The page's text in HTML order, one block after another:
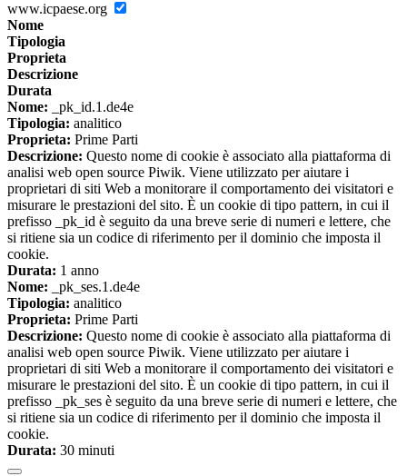
www.icpaese.org
Nome
Tipologia
Proprieta
Descrizione
Durata
Nome: _pk_id.1.de4e
Tipologia: analitico
Proprieta: Prime Parti
Descrizione: Questo nome di cookie è associato alla piattaforma di
analisi web open source Piwik. Viene utilizzato per aiutare i
proprietari di siti Web a monitorare il comportamento dei visitatori e
misurare le prestazioni del sito. È un cookie di tipo pattern, in cui il
prefisso _pk_id è seguito da una breve serie di numeri e lettere, che
si ritiene sia un codice di riferimento per il dominio che imposta il
cookie.
Durata: 1 anno
Nome: _pk_ses.1.de4e
Tipologia: analitico
Proprieta: Prime Parti
Descrizione: Questo nome di cookie è associato alla piattaforma di
analisi web open source Piwik. Viene utilizzato per aiutare i
proprietari di siti Web a monitorare il comportamento dei visitatori e
misurare le prestazioni del sito. È un cookie di tipo pattern, in cui il
prefisso _pk_ses è seguito da una breve serie di numeri e lettere, che
si ritiene sia un codice di riferimento per il dominio che imposta il
cookie.
Durata: 30 minuti